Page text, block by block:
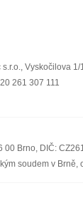
Vyskočilova
261 307 111
00 Brno, DIČ:
soudem v Brně,